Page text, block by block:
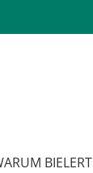
BIELERT